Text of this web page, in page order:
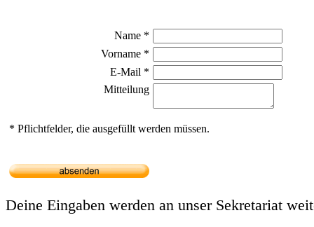
Name *
Vorname *
E-Mail *
Mitteilung
* Pflichtfelder, die ausgefüllt werden müssen.
Deine Eingaben werden an unser Sekretariat